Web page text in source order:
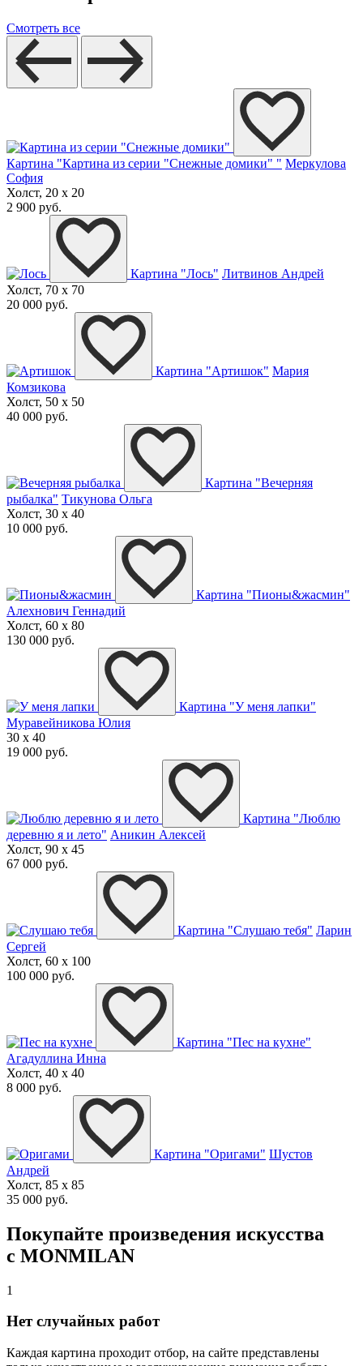
Смотреть все
Картина "Картина из серии "Снежные домики" " Меркулова
София
Холст, 20 x 20
2 900 руб.
Картина "Лось" Литвинов Андрей
Холст, 70 x 70
20 000 руб.
Картина "Артишок" Мария
Комзикова
Холст, 50 x 50
40 000 руб.
Картина "Вечерняя
рыбалка" Тикунова Ольга
Холст, 30 x 40
10 000 руб.
Картина "Пионы&жасмин"
Алехнович Геннадий
Холст, 60 x 80
130 000 руб.
Картина "У меня лапки"
Муравейникова Юлия
30 x 40
19 000 руб.
Картина "Люблю
деревню я и лето" Аникин Алексей
Холст, 90 x 45
67 000 руб.
Картина "Слушаю тебя" Ларин
Сергей
Холст, 60 x 100
100 000 руб.
Картина "Пес на кухне"
Агадуллина Инна
Холст, 40 x 40
8 000 руб.
Картина "Оригами" Шустов
Андрей
Холст, 85 x 85
35 000 руб.
Покупайте произведения искусства
с MONMILAN
1
Нет случайных работ
Каждая картина проходит отбор, на сайте представлены